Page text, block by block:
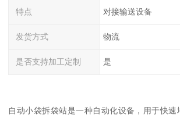
特点 对接输送设备
发货方式 物流
是否支持加工定制 是
自动小袋拆袋站是一种自动化设备，用于快速